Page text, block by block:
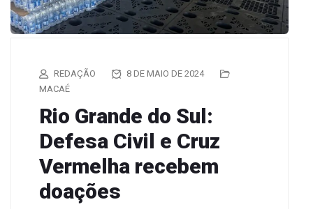
REDAÇÃO
8 DE MAIO DE 2024
MACAÉ
Rio Grande do Sul:
Defesa Civil e Cruz
Vermelha recebem
doações